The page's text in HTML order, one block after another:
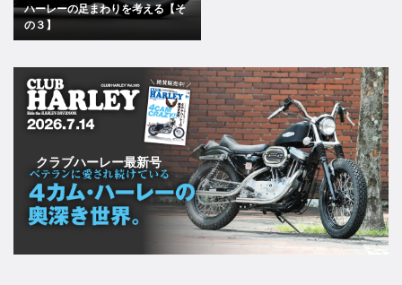
ハーレーの足まわりを考える【そ
の３】
クラブハーレー最新号